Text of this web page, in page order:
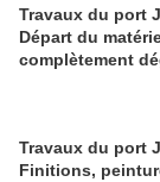
Travaux du port
Départ du
complètement
Travaux du port
Finitions,